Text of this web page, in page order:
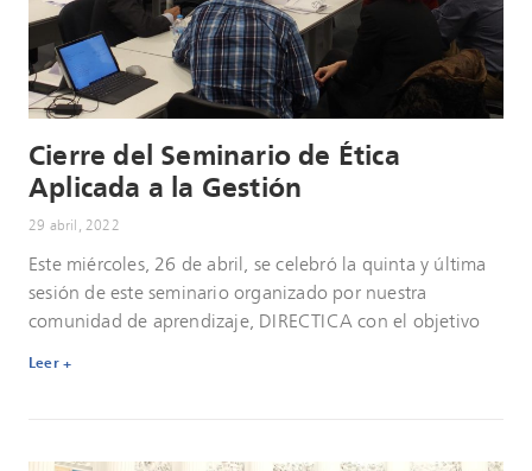
Cierre del Seminario de Ética
Aplicada a la Gestión
29 abril, 2022
Este miércoles, 26 de abril, se celebró la quinta y última
sesión de este seminario organizado por nuestra
comunidad de aprendizaje, DIRECTICA con el objetivo
Leer +